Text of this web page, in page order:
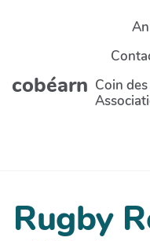
Aller au contenu
cobéarn Coin des
Rugby